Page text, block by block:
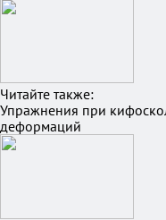
Читайте также:
Упражнения при
деформаций